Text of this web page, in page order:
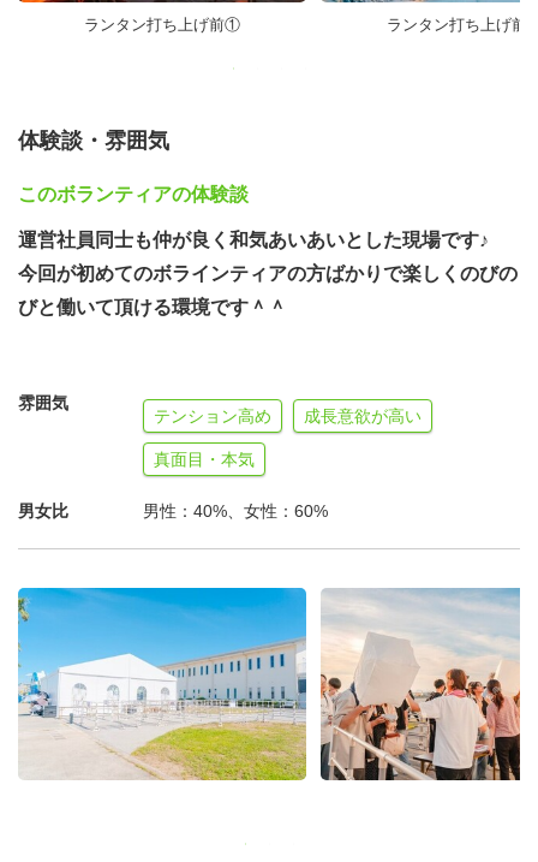
ランタン打ち上げ前① ランタン打ち上げ前
体験談・雰囲気
このボランティアの体験談
運営社員同士も仲が良く和気あいあいとした現場です♪
今回が初めてのボラインティアの方ばかりで楽しくのびの
びと働いて頂ける環境です＾＾
雰囲気
テンション高め 成長意欲が高い
真面目・本気
男女比 男性：40%、女性：60%